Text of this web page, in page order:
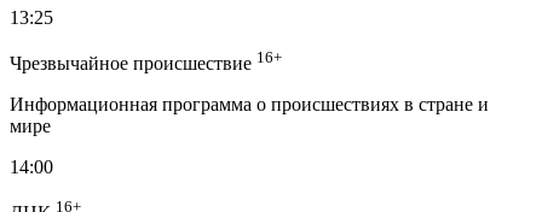
13:25
Чрезвычайное происшествие 16+
Информационная программа о происшествиях в стране и
мире
14:00
16+